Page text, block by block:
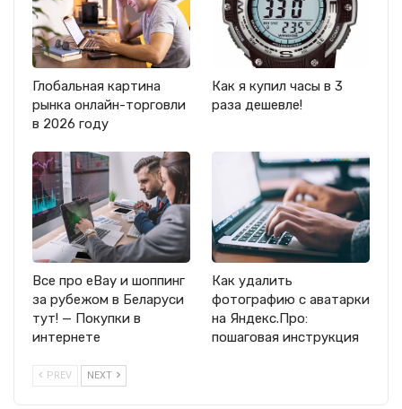
Глобальная картина
рынка онлайн-торговли
в 2026 году
Как я купил часы в 3
раза дешевле!
Все про eBay и шоппинг
за рубежом в Беларуси
тут! — Покупки в
интернете
Как удалить
фотографию с аватарки
на Яндекс.Про:
пошаговая инструкция
PREV NEXT